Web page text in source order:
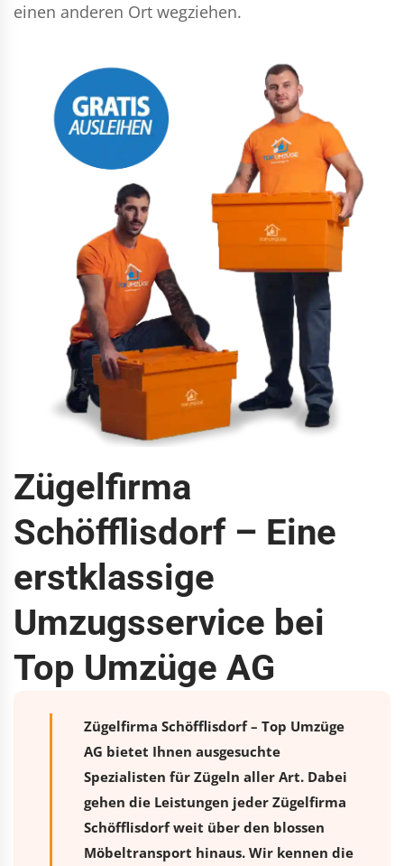
einen anderen Ort wegziehen.
Zügelfirma
Schöfflisdorf – Eine
erstklassige
Umzugsservice bei
Top Umzüge AG
Zügelfirma Schöfflisdorf – Top Umzüge
AG bietet Ihnen ausgesuchte
Spezialisten für Zügeln aller Art. Dabei
gehen die Leistungen jeder Zügelfirma
Schöfflisdorf weit über den blossen
Möbeltransport hinaus. Wir kennen die